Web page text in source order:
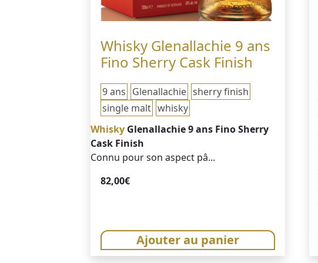
Whisky Glenallachie 9 ans
Fino Sherry Cask Finish
9 ans Glenallachie sherry finish
single malt whisky
Whisky Glenallachie 9 ans Fino Sherry
Cask Finish
Connu pour son aspect pâ...
82,00€
Ajouter au panier